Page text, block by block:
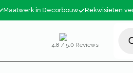
Maatwerk in Decorbouw Rekwisieten
4,8 / 5.0 Reviews